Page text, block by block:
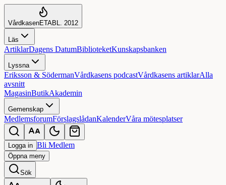
VårdkasenETABL. 2012
Läs
ArtiklarDagens DatumBiblioteketKunskapsbanken
Lyssna
Eriksson & SödermanVårdkasens podcastVårdkasens artiklarAlla
avsnitt
MagasinButikAkademin
Gemenskap
MedlemsforumFörslagslådanKalenderVåra mötesplatser
Logga in Bli Medlem
Öppnameny
Sök